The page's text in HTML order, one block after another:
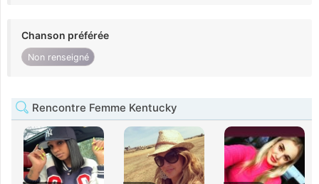
Chanson préférée
Non renseigné
Rencontre Femme Kentucky